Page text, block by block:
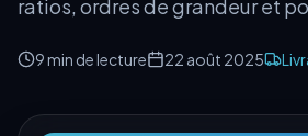
ratios, ordres de grandeur et
9 min de lecture 22 août 2025